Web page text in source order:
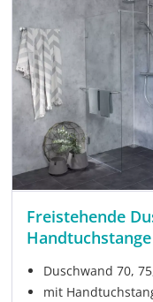
Freistehende
Duschwand 70,
mit